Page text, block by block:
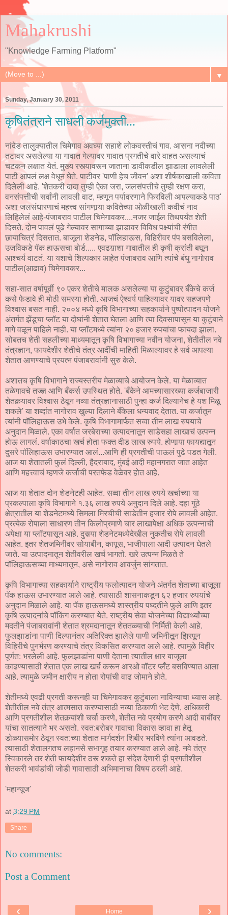
Mahakrushi
"Knowledge Farming Platform"
▼
Sunday, January 30, 2011
कृषितंत्राने साधली कर्जमुक्ती...
नांदेड तालुक्यातील चिमेगाव अवघ्या सहाशे लोकवस्तीचं गाव. आसना नदीच्या
तटावर असलेल्या या गावात गेल्यावर गावात प्रगतीचे वारे वाहत असल्याचं
चटकन लक्षात येतं. मुख्य रस्त्यावरून जाताना डावीकडील झाडाला लावलेली
पाटी आपलं लक्ष वेधून घेते. पाटीवर 'पाणी हेच जीवन' अशा शीर्षकाखाली कविता
दिलेली आहे. 'शेतकरी दादा तुम्ही ऐका जरा, जलसंपत्तीचे तुम्ही रक्षण करा,
वनसंपत्तीची सर्वांनी लावली वाट, म्हणून पर्यावरणाने फिरविली आपल्याकडे पाठ'
अशा जलसंधारणाचं महत्त्व सांगणार्‍या कवितेच्या ओळीखाली कवीचं नाव
लिहिलेलं आहे-पंजाबराव पाटील चिमेगावकर....नजर जाईल तिथपर्यंत शेती
दिसते. दोन पावलं पुढे गेल्यावर सागाच्या झाडावर विविध पक्ष्यांची रंगीत
छायाचित्रं दिसतात. बाजूला शेडनेड, पॉलिहाऊस, विहिरीवर पंप बसविलेला,
उजविकडे पॅक हाऊसचा बोर्ड..... एवढय़ाशा गावातील ही कृषी क्रांती बघून
आश्चर्य वाटतं. या यशाचे शिल्पकार आहेत पंजाबराव आणि त्यांचे बंधु नागोराव
पाटील(आढाव) चिमेगावकर...
सहा-सात वर्षापूर्वी ९० एकर शेतीचे मालक असलेल्या या कुटुंबावर बँकेचे कर्ज
कसे फेडावे ही मोठी समस्या होती. आजचं ऐश्वर्य पाहिल्यावर यावर सहजपणे
विश्वास बसत नाही. २००४ मध्ये कृषि विभागाच्या सहकार्याने पुष्पोत्पादन योजने
अंतर्गत झेंडूचा प्लॉट या दोघांनी शेतात घेतला आणि त्या दिवसापासून या कुटूंबाने
मागे वळून पाहिले नाही. या प्लॉटमध्ये त्यांना २० हजार रुपयांचा फायदा झाला.
सोबतच शेती सहलीच्या माध्यमातून कृषि विभागाच्या नवीन योजना, शेतीतील नवे
तंत्रज्ञान, फायदेशीर शेतीचे तंत्र आदींची माहिती मिळाल्यावर हे सर्व आपल्या
शेतात आणण्याचे प्रयत्न पंजाबरावांनी सुरु केले.
अशातच कृषि विभागाने राज्यस्तरीय मेळाव्याचे आयोजन केले. या मेळाव्यात
तळेगावचे तज्ज्ञ आणि बँकर्स उपस्थित होते. 'बँकेने आमच्यासारख्या कर्जबाजारी
शेतकर्‍यावर विश्वास ठेवून नव्या तंत्रज्ञानासाठी पुन्हा कर्ज दिल्यानेच हे यश मिळू
शकले' या शब्दांत नागोराव खुल्या दिलाने बँकेला धन्यवाद देतात. या कर्जातून
त्यांनी पॉलिहाऊस उभे केले. कृषि विभागामार्फत सव्वा तीन लाख रुपयाचे
अनुदान मिळाले. एका वर्षात जरबेराच्या उत्पादनातून साडेसहा लाखाचं उत्पन्न
होऊ लागलं. वर्षाकाठचा खर्च होता फक्त दीड लाख रुपये. होणार्‍या फायद्यातून
दुसरे पॉलिहाऊस उभारण्यात आलं...आणि ही प्रगतीची पाऊलं पुढे पडत गेली.
आज या शेतातली फुलं दिल्ली, हैदराबाद, मुंबई आदी महानगरात जात आहेत
आणि महत्त्वाचं म्हणजे कर्जाची परतफेड वेळेवर होत आहे.
आज या शेतात दोन शेडनेटही आहेत. सव्वा तीन लाख रुपये खर्चाच्या या
प्रकल्पाला कृषि विभागाने १.३६ लाख रुपये अनुदान दिले आहे. दहा गुंठे
क्षेत्रातील या शेडनेटमध्ये सिमला मिरचीची साडेतीन हजार रोपे लावली आहेत.
प्रत्येक रोपाला साधारण तीन किलोप्रमाणे चार लाखापेक्षा अधिक उत्पन्नाची
अपेक्षा या प्लॉटपासून आहे. दुसर्‍या शेडनेटमध्येदेखील नुकतीच रोपे लावली
आहेत. इतर शेतजमिनीवर सोयाबीन, कापूस, भाजीपाला आदी उत्पादन घेतले
जाते. या उत्पादनातून शेतीवरील खर्च भागतो. खरे उत्पन्न मिळते ते
पॉलिहाऊसच्या माध्यमातून, असे नागोराव आवर्जुन सांगतात.
कृषि विभागाच्या सहकार्याने राष्ट्रीय फलोत्पादन योजने अंतर्गत शेताच्या बाजूला
पॅक हाऊस उभारण्यात आले आहे. त्यासाठी शासनाकडून ६२ हजार रुपयांचे
अनुदान मिळाले आहे. या पॅक हाऊसमध्ये शास्त्रीय पध्दतीने फुले आणि इतर
कृषि उत्पादनांचे पॉकिंग करण्यात येते. राष्ट्रीय सेवा योजनेच्या विद्यार्थ्यांच्या
मदतीने पंजाबरावांनी शेतात श्रमदानातून शेततळ्याची निर्मिती केली आहे.
फुलझाडांना पाणी दिल्यानंतर अतिरिक्त झालेले पाणी जमिनीतून झिरपून
विहिरीचे पुनर्भरण करण्याचे तंत्र विकसित करण्यात आले आहे. त्यामुळे विहीर
पूर्णत: भरलेली आहे. फुलझाडांना पाणी देताना त्यातील क्षार बाजूला
काढण्यासाठी शेतात एक लाख खर्च करून आरओ वॉटर प्लँट बसविण्यात आला
आहे. त्यामुळे जमीन क्षारीय न होता रोपांची वाढ जोमाने होते.
शेतीमध्ये एवढी प्रगती करूनही या चिमेगावकर कुटुंबाला नाविन्याचा ध्यास आहे.
शेतीतील नवे तंत्र आत्मसात करण्यासाठी नव्या ठिकाणी भेट देणे, अधिकारी
आणि प्रगतीशील शेतकर्‍यांशी चर्चा करणे, शेतीत नवे प्रयोग करणे आदी बाबींवर
यांचा सातत्याने भर असतो. स्वत:बरोबर गावाचा विकास व्हावा हा हेतू
डोळ्यासमोर ठेवून स्वत:च्या शेतात मार्गदर्शन शिबीर भरविणे त्यांना आवडते.
त्यासाठी शेतालगतच लहानसे सभागृह तयार करण्यात आले आहे. नवे तंत्र
स्विकारले तर शेती फायदेशीर ठरू शकते हा संदेश देणारी ही प्रगतीशील
शेतकरी भावंडांची जोडी गावासाठी अभिमानाचा विषय ठरली आहे.
'महान्यूज'
at 3:29 PM
Share
No comments:
Post a Comment
‹ ›
Home